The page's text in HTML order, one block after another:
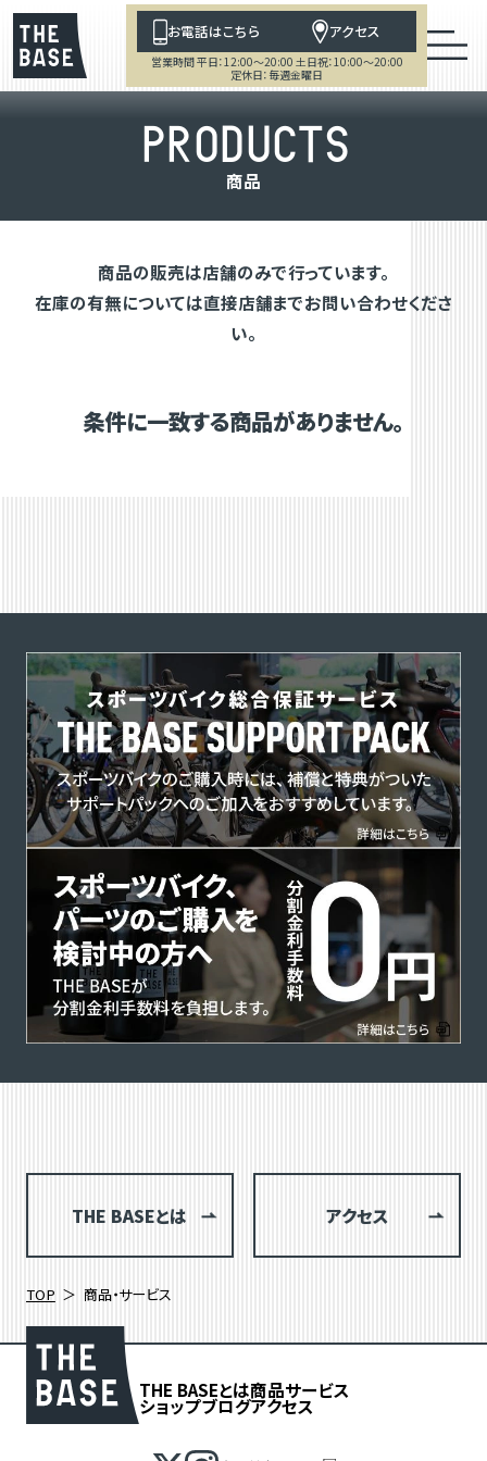
お電話はこちら アクセス
営業時間 平日：12:00～20:00 土日祝：10:00～20:00
定休日：毎週金曜日
PRODUCTS
商品
商品の販売は店舗のみで行っています。
在庫の有無については直接店舗までお問い合わせくださ
い。
条件に一致する商品がありません。
THE BASEとは アクセス
TOP 商品・サービス
THE BASEとは商品サービス
ショップブログアクセス